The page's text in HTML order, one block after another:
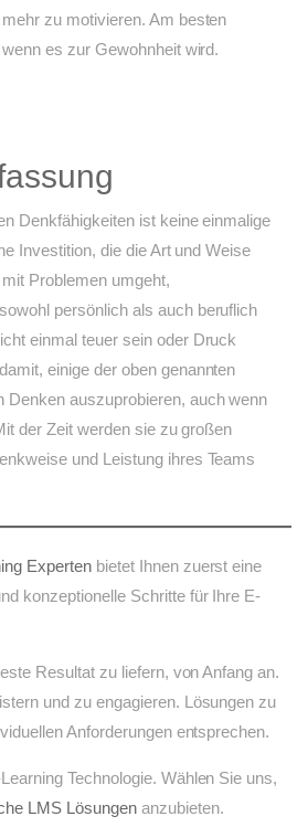
zu motivieren. Am besten
es zur Gewohnheit wird.
Denkfähigkeiten ist keine einmalige
Investition, die die Art und Weise
Problemen umgeht,
persönlich als auch beruflich
einmal teuer sein oder Druck
einige der oben genannten
Denken auszuprobieren, auch wenn
der Zeit werden sie zu großen
und Leistung ihres Teams
Experten bietet Ihnen zuerst eine
konzeptionelle Schritte für Ihre E-
Resultat zu liefern, von Anfang an.
und zu engagieren. Lösungen zu
Anforderungen entsprechen.
Technologie. Wählen Sie uns,
LMS Lösungen anzubieten.